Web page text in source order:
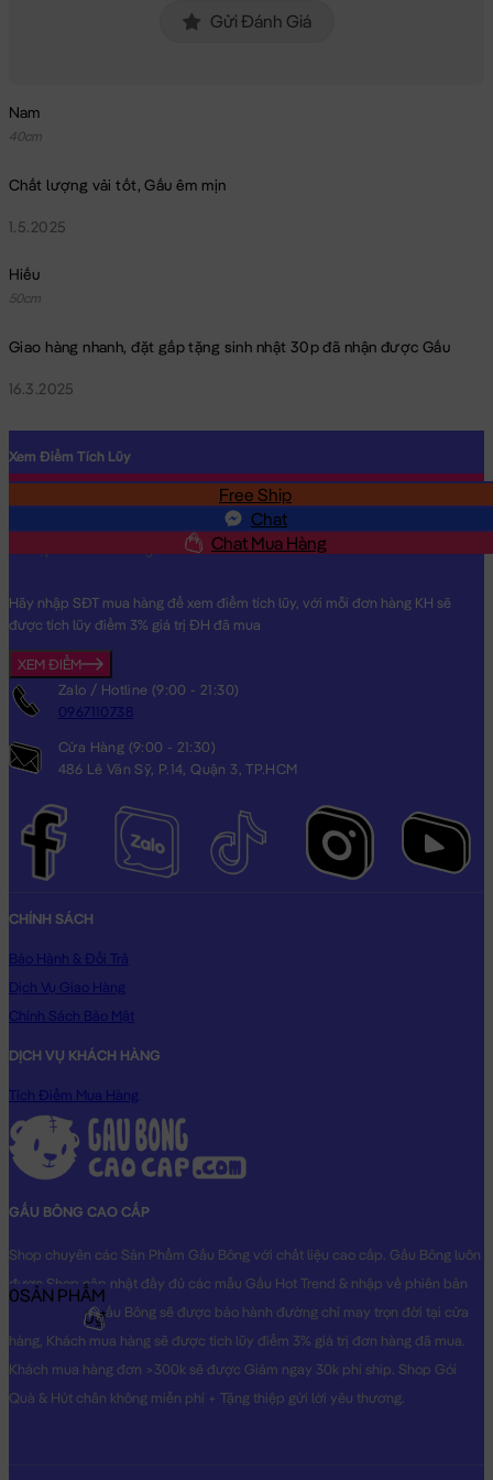
này là hình THẬT do Shop TỰ CHỤP.
Gửi Đánh Giá
Nam
40cm
Chất lượng vải tốt, Gấu êm mịn
1.5.2025
Hiếu
50cm
Giao hàng nhanh, đặt gấp tặng sinh nhật 30p đã nhận được Gấu
16.3.2025
Free Ship
Chat
Chat Mua Hàng
Xem Điểm Tích Lũy
Hãy nhập SĐT mua hàng để xem điểm tích lũy, với mỗi đơn hàng KH sẽ
được tích lũy điểm 3% giá trị ĐH đã mua
XEM ĐIỂM
Zalo / Hotline (9:00 - 21:30)
0967110738
Cửa Hàng (9:00 - 21:30)
486 Lê Văn Sỹ, P.14, Quận 3, TP.HCM
CHÍNH SÁCH
Bảo Hành & Đổi Trả
Dịch Vụ Giao Hàng
Chính Sách Bảo Mật
DỊCH VỤ KHÁCH HÀNG
Tích Điểm Mua Hàng
GẤU BÔNG CAO CẤP
Shop chuyên các Sản Phẩm Gấu Bông với chất liệu cao cấp. Gấu Bông luôn
được Shop cập nhật đầy đủ các mẫu Gấu Hot Trend & nhập về phiên bản
Original nhất. Gấu Bông sẽ được bảo hành đường chỉ may trọn đời tại cửa
hàng, Khách mua hàng sẽ được tích lũy điểm 3% giá trị đơn hàng đã mua.
Khách mua hàng đơn >300k sẽ được Giảm ngay 30k phí ship. Shop Gói
Quà & Hút chân không miễn phí + Tặng thiệp gửi lời yêu thương.
0SẢN PHẨM
0₫